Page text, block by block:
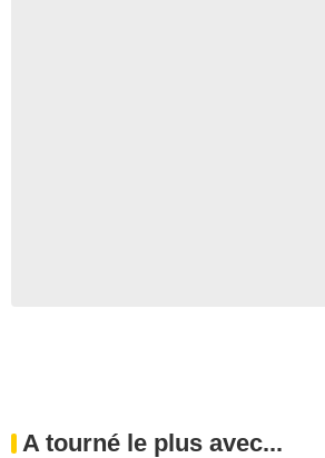
A tourné le plus avec...